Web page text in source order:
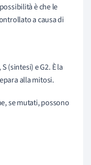
è che le
a causa di
(sintesi) e G2. È la
alla mitosi.
se mutati, possono